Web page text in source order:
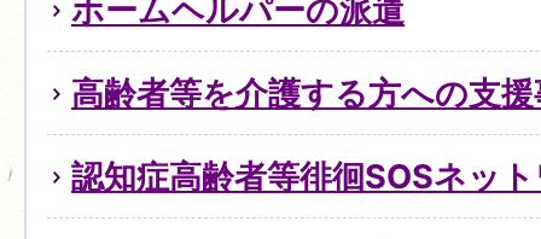
ホームヘルパーの派遣
高齢者等を介護する方への支
認知症高齢者等徘徊SOSネッ